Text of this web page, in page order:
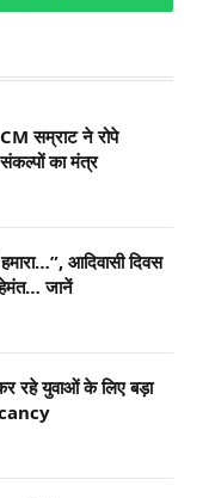
सम्राट ने रोपे
का मंत्र
आदिवासी दिवस
जानें
रहे युवाओं के लिए बड़ा